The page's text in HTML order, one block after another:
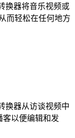
换器将音乐视频或
而轻松在任何地方
换器从访谈视频中
客以便编辑和发